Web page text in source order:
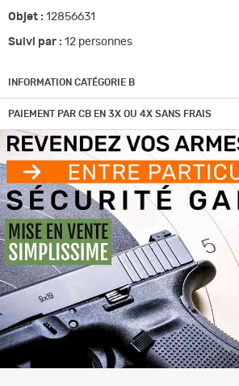
Objet : 12856631
Suivi par : 12 personnes
INFORMATION CATÉGORIE B
PAIEMENT PAR CB EN 3X OU 4X SANS FRAIS